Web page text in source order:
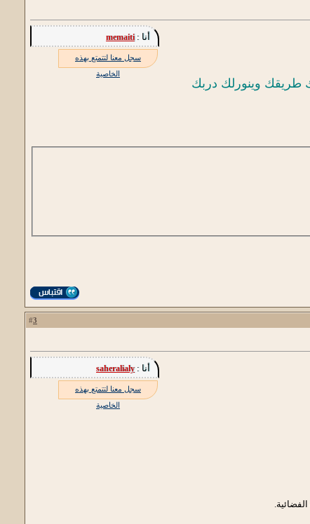
أنا :memaiti
سجل معنا لتتمتع بهذه
الخاصية
طريقك وينورلك دربك
3
أنا :saheralialy
سجل معنا لتتمتع بهذه
الخاصية